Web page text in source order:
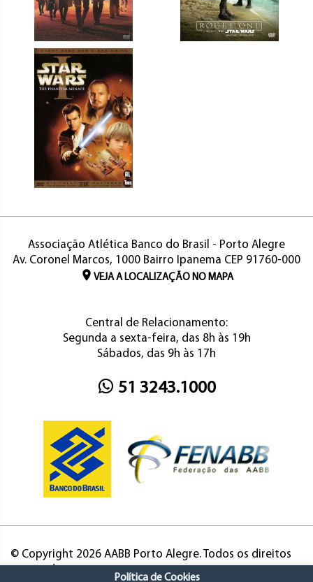
Associação Atlética Banco do Brasil - Porto Alegre
Av. Coronel Marcos, 1000 Bairro Ipanema CEP 91760-000
VEJA A LOCALIZAÇÃO NO MAPA
Central de Relacionamento:
Segunda a sexta-feira, das 8h às 19h
Sábados, das 9h às 17h
51 3243.1000
© Copyright 2026 AABB Porto Alegre. Todos os direitos
Política de Cookies